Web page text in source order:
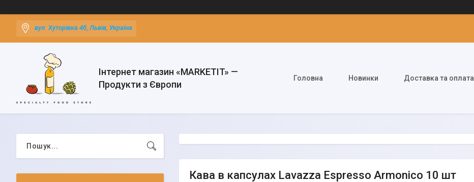
вул. Хуторівка 4б, Львів, Україна
Інтернет магазин «MARKETIT» —
Продукти з Європи
Головна Новинки Доставка та оплата
Кава в капсулах Lavazza Espresso Armonico 10 шт